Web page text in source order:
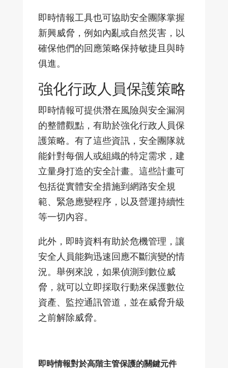
即時情報工具也可協助安全團隊掌握
新興威脅，例如內亂或自然災害，以
確保他們的回應策略保持敏捷且與時
俱進。
強化行政人員保護策略
即時情報可提供潛在風險與安全漏洞
的整體觀點，有助於強化行政人員保
護策略。有了這些資訊，安全團隊就
能針對每個人或組織的特定需求，建
立量身打造的安全計畫。這些計畫可
包括從實體安全措施到網路安全規
範、緊急應變程序，以及營運持續性
等一切內容。
此外，即時資料有助於危機管理，讓
安全人員能夠迅速回應不斷演變的情
況。舉例來說，如果偵測到數位威
脅，就可以立即採取行動來保護數位
資產、監控通訊管道，並在威脅升級
之前解除威脅。
即時情報對於高階主管保護的關鍵元件